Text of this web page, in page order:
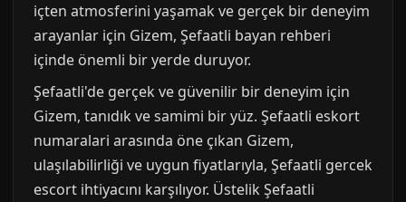
içten atmosferini yaşamak ve gerçek bir deneyim
arayanlar için Gizem, Şefaatli bayan rehberi
içinde önemli bir yerde duruyor.
Şefaatli'de gerçek ve güvenilir bir deneyim için
Gizem, tanıdık ve samimi bir yüz. Şefaatli eskort
numaralari arasında öne çıkan Gizem,
ulaşılabilirliği ve uygun fiyatlarıyla, Şefaatli gercek
escort ihtiyacını karşılıyor. Üstelik Şefaatli